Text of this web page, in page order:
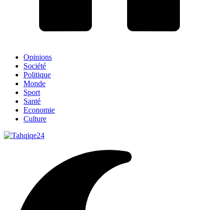
Opinions
Société
Politique
Monde
Sport
Santé
Economie
Culture